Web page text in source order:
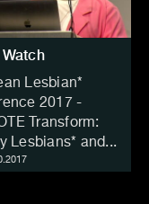
Lesbian*
2017 -
Transform:
Lesbians* and...